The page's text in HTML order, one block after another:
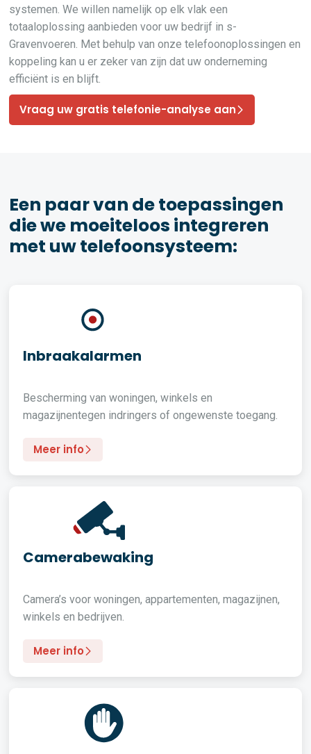
systemen. We willen namelijk op elk vlak een
totaaloplossing aanbieden voor uw bedrijf in s-
Gravenvoeren. Met behulp van onze telefoonoplossingen en
koppeling kan u er zeker van zijn dat uw onderneming
efficiënt is en blijft.
Vraag uw gratis telefonie-analyse aan
Een paar van de toepassingen
die we moeiteloos integreren
met uw telefoonsysteem:
Inbraakalarmen
Bescherming van woningen, winkels en
magazijnentegen indringers of ongewenste toegang.
Meer info
Camerabewaking
Camera’s voor woningen, appartementen, magazijnen,
winkels en bedrijven.
Meer info